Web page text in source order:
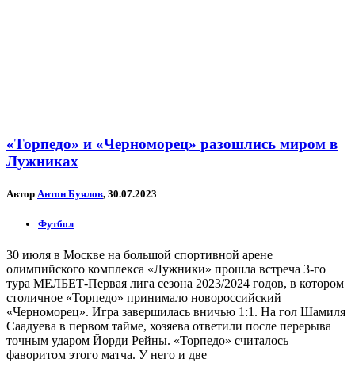
«Торпедо» и «Черноморец» разошлись миром в
Лужниках
Автор Антон Буялов, 30.07.2023
Футбол
30 июля в Москве на большой спортивной арене
олимпийского комплекса «Лужники» прошла встреча 3-го
тура МЕЛБЕТ-Первая лига сезона 2023/2024 годов, в котором
столичное «Торпедо» принимало новороссийский
«Черноморец». Игра завершилась вничью 1:1. На гол Шамиля
Саадуева в первом тайме, хозяева ответили после перерыва
точным ударом Йорди Рейны. «Торпедо» считалось
фаворитом этого матча. У него и две